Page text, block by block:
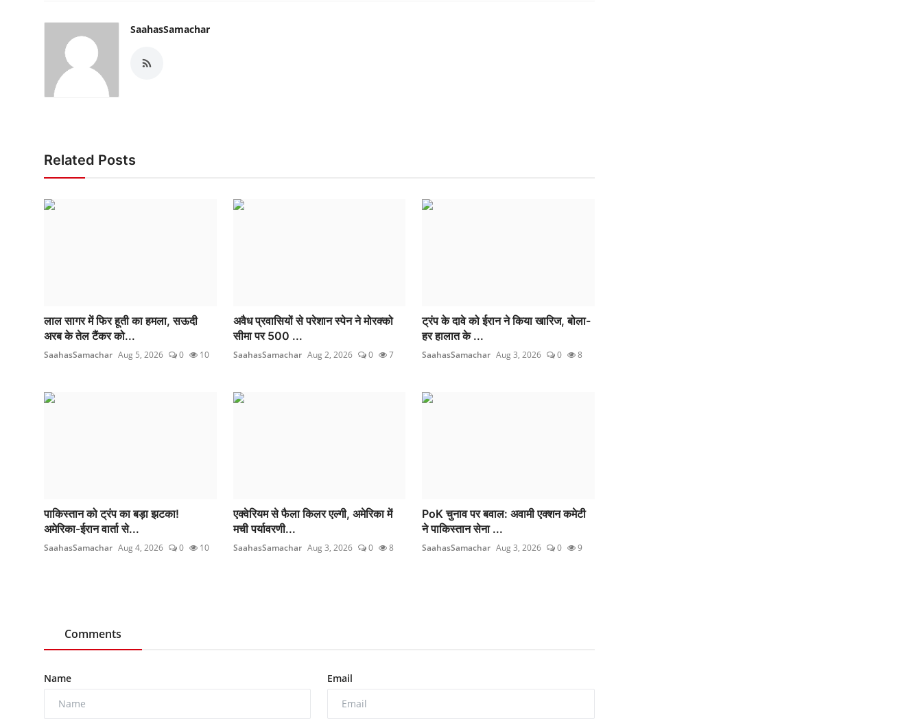
SaahasSamachar
Related Posts
लाल सागर में फिर हूती का हमला, सऊदी
अरब के तेल टैंकर को...
SaahasSamachar Aug 5, 2026 0 10
अवैध प्रवासियों से परेशान स्पेन ने मोरक्को
सीमा पर 500 ...
SaahasSamachar Aug 2, 2026 0 7
ट्रंप के दावे को ईरान ने किया खारिज, बोला-
हर हालात के ...
SaahasSamachar Aug 3, 2026 0 8
पाकिस्तान को ट्रंप का बड़ा झटका!
अमेरिका-ईरान वार्ता से...
SaahasSamachar Aug 4, 2026 0 10
एक्वेरियम से फैला किलर एल्गी, अमेरिका में
मची पर्यावरणी...
SaahasSamachar Aug 3, 2026 0 8
PoK चुनाव पर बवाल: अवामी एक्शन कमेटी
ने पाकिस्तान सेना ...
SaahasSamachar Aug 3, 2026 0 9
Comments
Name Email